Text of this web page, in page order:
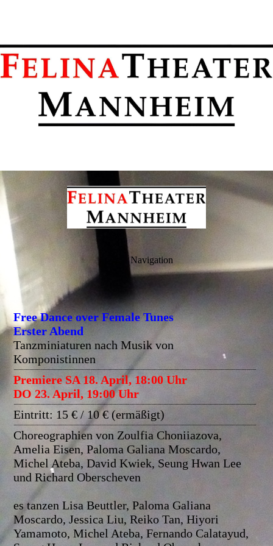
Navigation
Free Dance over Female Tunes
Erster Abend
Tanzminiaturen nach Musik von
Komponistinnen
Premiere SA 18. April, 18:00 Uhr
DO 23. April, 19:00 Uhr
Eintritt: 15 € / 10 € (ermäßigt)
Choreographien von Zoulfia Choniiazova,
Amelia Eisen, Paloma Galiana Moscardo,
Michel Ateba, David Kwiek, Seung Hwan Lee
und Richard Oberscheven
es tanzen Lisa Beuttler, Paloma Galiana
Moscardo, Jessica Liu, Reiko Tan, Hiyori
Yamamoto, Michel Ateba, Fernando Calatayud,